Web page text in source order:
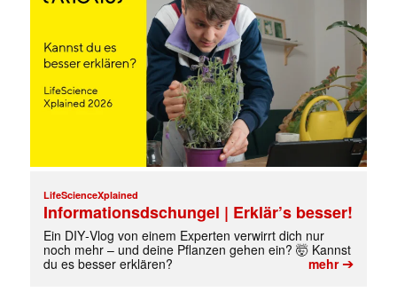
jede Woche aktuell informiert.
E-
Mail
(erforderlich)
LifeScienceXplained
Informationsdschungel | Erklär’s besser!
Ein DIY‑Vlog von einem Experten verwirrt dich nur
noch mehr – und deine Pflanzen gehen ein? 🤯 Kannst
du es besser erklären?
mehr➔